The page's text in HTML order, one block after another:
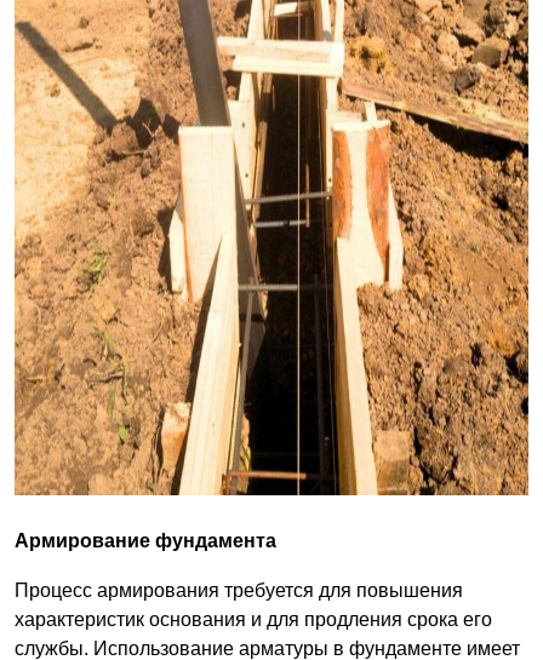
Армирование фундамента
Процесс армирования требуется для повышения
характеристик основания и для продления срока его
службы. Использование арматуры в фундаменте имеет